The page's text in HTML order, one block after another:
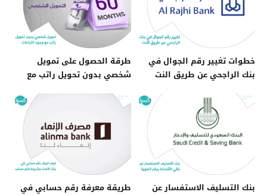
خطوات تغيير رقم الجوال في
بنك الراجحي عن طريق النت
طرقة الحصول على تمويل
شخصي بدون تحويل راتب مع
بنك التسليف الاستفسار عن
طريقة معرفة رقم حسابي في